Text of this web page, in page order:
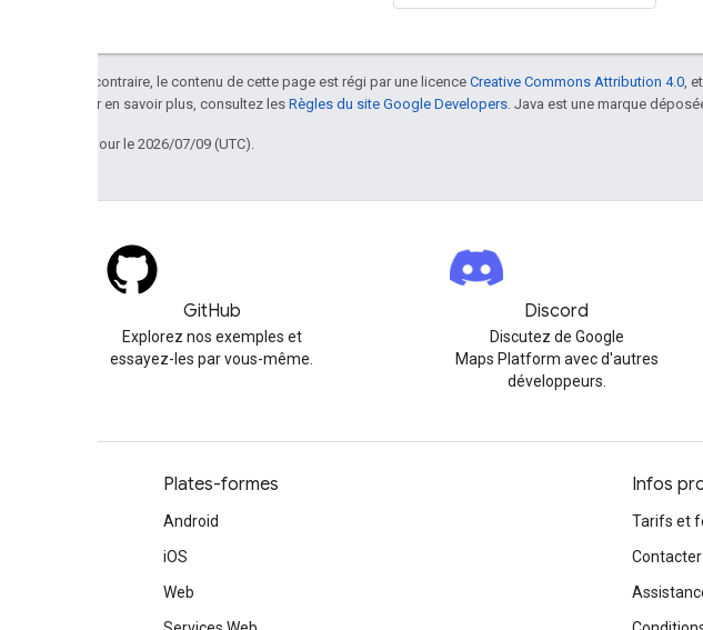
Sauf indication contraire, le contenu de cette page est régi par une licence Creative Commons Attribution 4.0 ,
. Pour en savoir plus, consultez les Règles du site Google Developers . Java est une marque
Dernière mise à jour le 2026/07/09 (UTC).
GitHub
Explorez nos exemples et
essayez-les par vous-même.
Discord
Discutez de Google
Maps Platform avec d'autres
développeurs.
Plates-formes
Android
iOS
Web
Infos
Tarifs et